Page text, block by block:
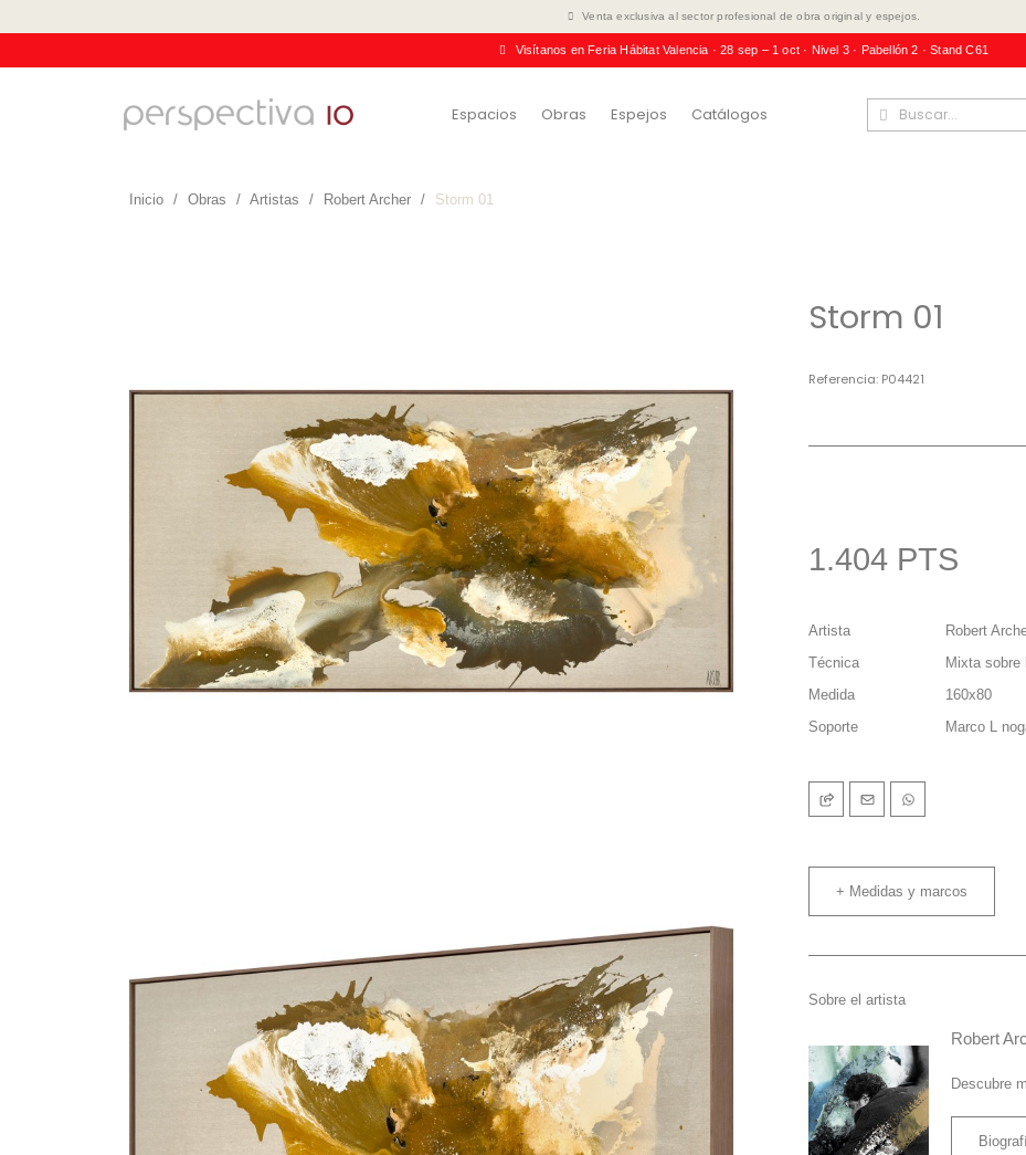
Venta exclusiva al sector profesional de obra original y espejos.
Visítanos en Feria Hábitat Valencia · 28 sep – 1 oct · Nivel 3 · Pabellón 2 · Stand C61
Espacios Obras Espejos Catálogos
Inicio Obras Artistas Robert Archer Storm 01
Storm 01
Referencia P04421
1.404 PTS
Artista
Robert
Técnica
Mixta sobre
Medida
160x80
Soporte
Marco L
+ Medidas y marcos
Sobre el artista
Robert
Descubre